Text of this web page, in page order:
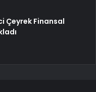
Çeyrek Finansal